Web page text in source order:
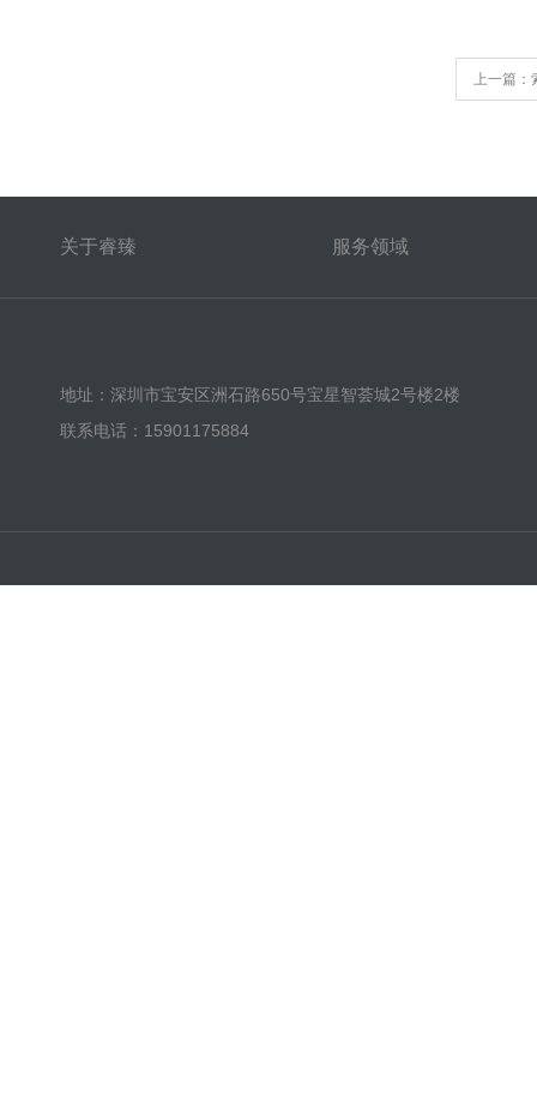
上一篇：
关于睿臻 服务领域
地址：深圳市宝安区洲石路650号宝星智荟城2号楼2楼
联系电话：15901175884